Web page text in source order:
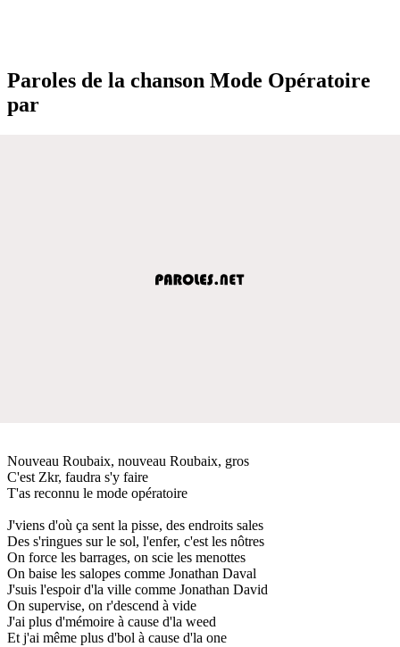
Paroles de la chanson Mode Opératoire
par
Nouveau Roubaix, nouveau Roubaix, gros
C'est Zkr, faudra s'y faire
T'as reconnu le mode opératoire
J'viens d'où ça sent la pisse, des endroits sales
Des s'ringues sur le sol, l'enfer, c'est les nôtres
On force les barrages, on scie les menottes
On baise les salopes comme Jonathan Daval
J'suis l'espoir d'la ville comme Jonathan David
On supervise, on r'descend à vide
J'ai plus d'mémoire à cause d'la weed
Et j'ai même plus d'bol à cause d'la one